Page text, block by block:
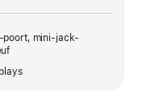
poort, mini‑jack-